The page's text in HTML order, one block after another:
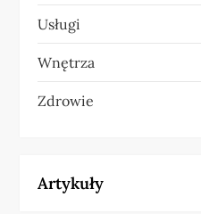
Usługi
Wnętrza
Zdrowie
Artykuły